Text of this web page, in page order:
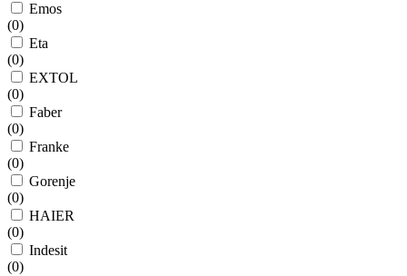
Emos
(0)
Eta
(0)
EXTOL
(0)
Faber
(0)
Franke
(0)
Gorenje
(0)
HAIER
(0)
Indesit
(0)